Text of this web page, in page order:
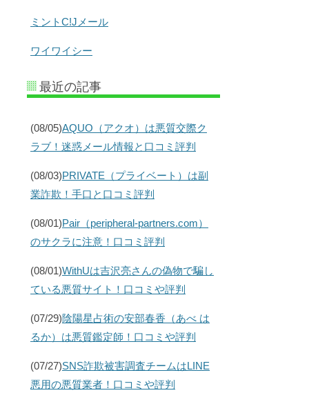
ミントC!Jメール
ワイワイシー
最近の記事
(08/05)AQUO（アクオ）は悪質交際ク
ラブ！迷惑メール情報と口コミ評判
(08/03)PRIVATE（プライベート）は副
業詐欺！手口と口コミ評判
(08/01)Pair（peripheral-partners.com）
のサクラに注意！口コミ評判
(08/01)WithUは吉沢亮さんの偽物で騙し
ている悪質サイト！口コミや評判
(07/29)陰陽星占術の安部春香（あべ は
るか）は悪質鑑定師！口コミや評判
(07/27)SNS詐欺被害調査チームはLINE
悪用の悪質業者！口コミや評判